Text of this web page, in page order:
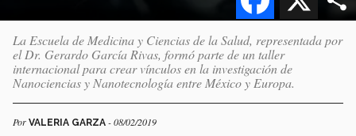
La Escuela de Medicina y Ciencias de la Salud, representada por
el Dr. Gerardo García Rivas, formó parte de un taller
internacional para crear vínculos en la investigación de
Nanociencias y Nanotecnología entre México y Europa.
Por VALERIA GARZA - 08/02/2019